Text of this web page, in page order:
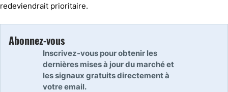
redeviendrait prioritaire.
Abonnez-vous
Inscrivez-vous pour obtenir les
dernières mises à jour du marché et
les signaux gratuits directement à
votre email.